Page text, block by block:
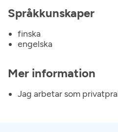
Språkkunskaper
finska
engelska
Mer information
Jag arbetar som